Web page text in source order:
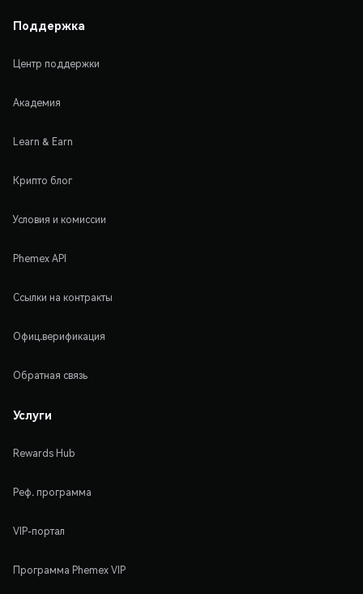
Поддержка
Центр поддержки
Академия
Learn & Earn
Крипто блог
Условия и комиссии
Phemex API
Ссылки на контракты
Офиц.верификация
Обратная связь
Услуги
Rewards Hub
Реф. программа
VIP-портал
Программа Phemex VIP